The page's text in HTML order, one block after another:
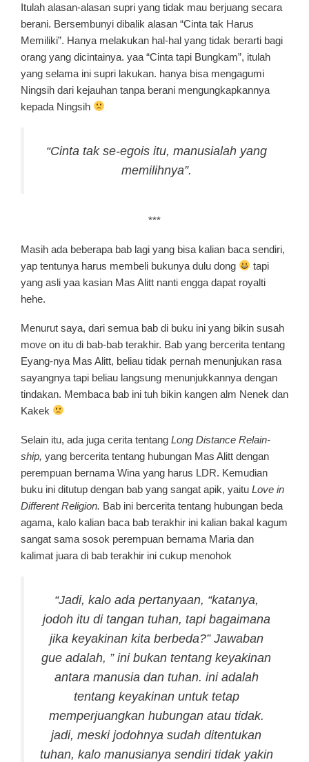
Itulah alasan-alasan supri yang tidak mau berjuang secara
berani. Bersembunyi dibalik alasan “Cinta tak Harus
Memiliki”. Hanya melakukan hal-hal yang tidak berarti bagi
orang yang dicintainya. yaa “Cinta tapi Bungkam”, itulah
yang selama ini supri lakukan. hanya bisa mengagumi
Ningsih dari kejauhan tanpa berani mengungkapkannya
kepada Ningsih
“Cinta tak se-egois itu, manusialah yang
memilihnya”.
***
Masih ada beberapa bab lagi yang bisa kalian baca sendiri,
yap tentunya harus membeli bukunya dulu dong
tapi
yang asli yaa kasian Mas Alitt nanti engga dapat royalti
hehe.
Menurut saya, dari semua bab di buku ini yang bikin susah
move on itu di bab-bab terakhir. Bab yang bercerita tentang
Eyang-nya Mas Alitt, beliau tidak pernah menunjukan rasa
sayangnya tapi beliau langsung menunjukkannya dengan
tindakan. Membaca bab ini tuh bikin kangen alm Nenek dan
Kakek
Selain itu, ada juga cerita tentang Long Distance Relain-
ship, yang bercerita tentang hubungan Mas Alitt dengan
perempuan bernama Wina yang harus LDR. Kemudian
buku ini ditutup dengan bab yang sangat apik, yaitu Love in
Different Religion. Bab ini bercerita tentang hubungan beda
agama, kalo kalian baca bab terakhir ini kalian bakal kagum
sangat sama sosok perempuan bernama Maria dan
kalimat juara di bab terakhir ini cukup menohok
“Jadi, kalo ada pertanyaan, “katanya,
jodoh itu di tangan tuhan, tapi bagaimana
jika keyakinan kita berbeda?” Jawaban
gue adalah, ” ini bukan tentang keyakinan
antara manusia dan tuhan. ini adalah
tentang keyakinan untuk tetap
memperjuangkan hubungan atau tidak.
jadi, meski jodohnya sudah ditentukan
tuhan, kalo manusianya sendiri tidak yakin